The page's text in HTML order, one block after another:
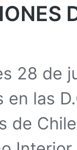
28 de
en las
de